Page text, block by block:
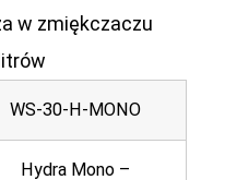
w zmiękczaczu
WS-30-H-MONO
Hydra Mono –